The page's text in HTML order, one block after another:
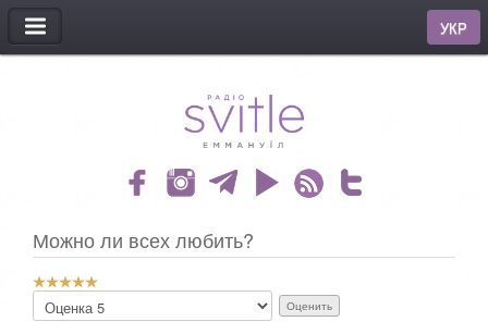
МЕНЮ
УКР
Можно ли всех любить?
Р
й
о